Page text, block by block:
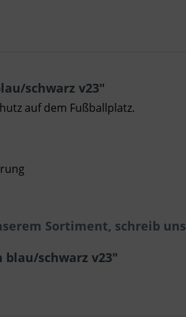
schwarz v23"
auf dem Fußballplatz.
Sortiment, schreib
schwarz v23"